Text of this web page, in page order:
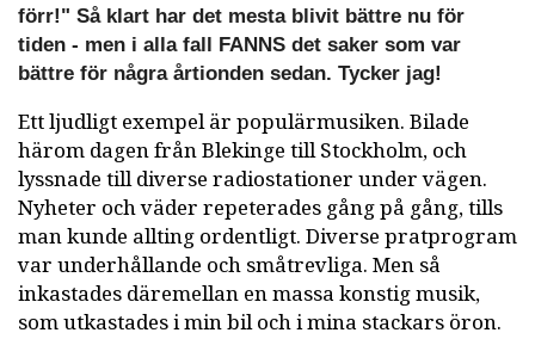
förr!" Så klart har det mesta blivit bättre nu för
tiden - men i alla fall FANNS det saker som var
bättre för några årtionden sedan. Tycker jag!
Ett ljudligt exempel är populärmusiken. Bilade
härom dagen från Blekinge till Stockholm, och
lyssnade till diverse radiostationer under vägen.
Nyheter och väder repeterades gång på gång, tills
man kunde allting ordentligt. Diverse pratprogram
var underhållande och småtrevliga. Men så
inkastades däremellan en massa konstig musik,
som utkastades i min bil och i mina stackars öron.